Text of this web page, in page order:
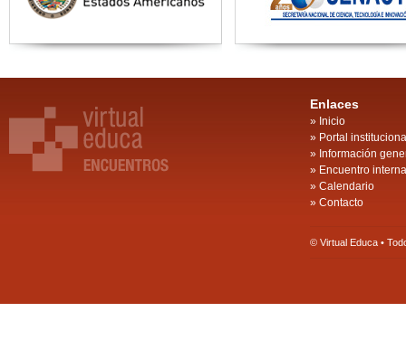
Enlaces
» Inicio
» Portal
» Información
» Encuentro
» Calendario
» Contacto
© Virtual Educa •